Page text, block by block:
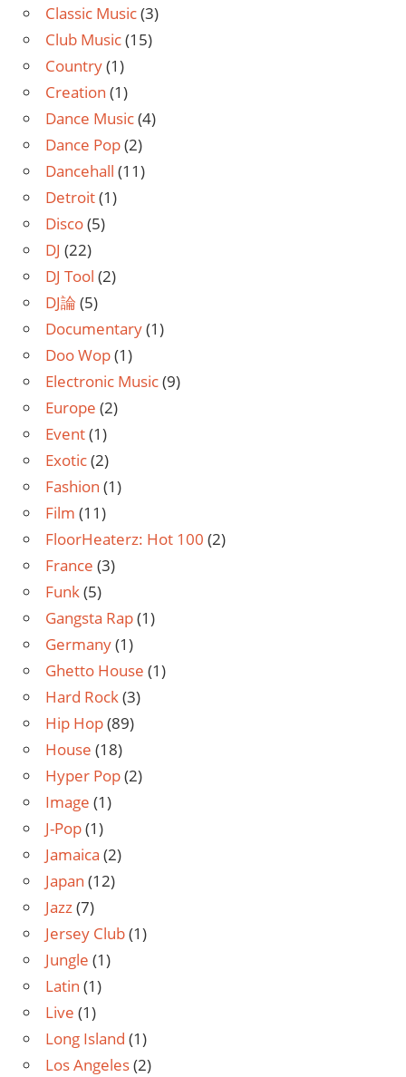
Classic Music(3)
Club Music(15)
Country(1)
Creation (1)
Dance Music(4)
Dance Pop(2)
Dancehall (11)
Detroit(1)
Disco(5)
DJ (22)
DJ Tool (2)
DJ論 (5)
Documentary(1)
Doo Wop(1)
Electronic Music(9)
Europe (2)
Event(1)
Exotic(2)
Fashion (1)
Film (11)
FloorHeaterz: Hot 100 (2)
France (3)
Funk(5)
Gangsta Rap(1)
Germany(1)
Ghetto House (1)
Hard Rock(3)
Hip Hop(89)
House (18)
Hyper Pop(2)
Image (1)
J-Pop(1)
Jamaica (2)
Japan (12)
Jazz(7)
Jersey Club(1)
Jungle (1)
Latin (1)
Live (1)
Long Island (1)
Los Angeles(2)